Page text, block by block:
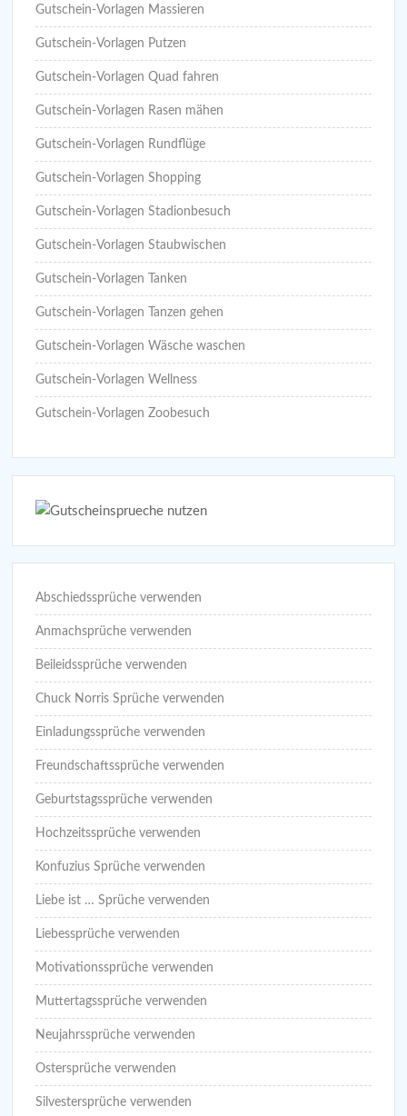
Gutschein-Vorlagen Massieren
Gutschein-Vorlagen Putzen
Gutschein-Vorlagen Quad fahren
Gutschein-Vorlagen Rasen mähen
Gutschein-Vorlagen Rundflüge
Gutschein-Vorlagen Shopping
Gutschein-Vorlagen Stadionbesuch
Gutschein-Vorlagen Staubwischen
Gutschein-Vorlagen Tanken
Gutschein-Vorlagen Tanzen gehen
Gutschein-Vorlagen Wäsche waschen
Gutschein-Vorlagen Wellness
Gutschein-Vorlagen Zoobesuch
Abschiedssprüche verwenden
Anmachsprüche verwenden
Beileidssprüche verwenden
Chuck Norris Sprüche verwenden
Einladungssprüche verwenden
Freundschaftssprüche verwenden
Geburtstagssprüche verwenden
Hochzeitssprüche verwenden
Konfuzius Sprüche verwenden
Liebe ist … Sprüche verwenden
Liebessprüche verwenden
Motivationssprüche verwenden
Muttertagssprüche verwenden
Neujahrssprüche verwenden
Ostersprüche verwenden
Silvestersprüche verwenden